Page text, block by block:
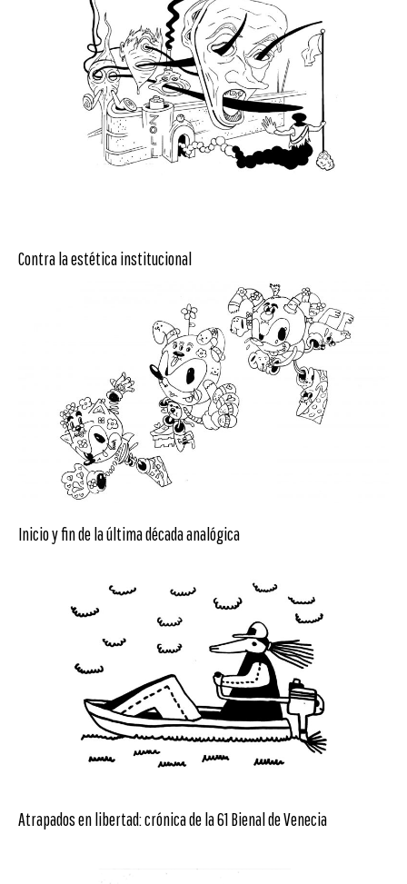
Contra la estética institucional
Inicio y fin de la última década analógica
Atrapados en libertad: crónica de la 61 Bienal de Venecia